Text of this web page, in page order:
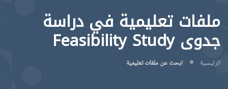
ملفات تعليمية في دراسة
جدوى Feasibility Study
الرئيسية ابحث عن ملفات تعليمية